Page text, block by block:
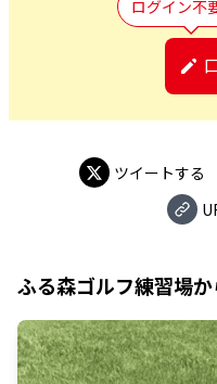
ログイン不
ツイートする
ふる森ゴルフ練習場